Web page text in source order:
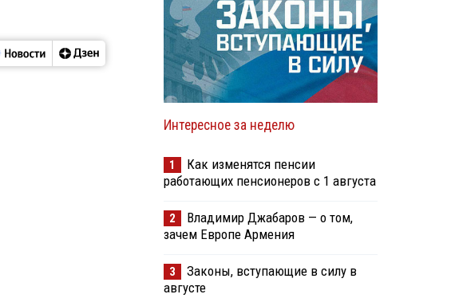
Интересное за неделю
1
Как изменятся пенсии
работающих пенсионеров с 1 августа
2
Владимир Джабаров — о том,
зачем Европе Армения
3
Законы, вступающие в силу в
августе